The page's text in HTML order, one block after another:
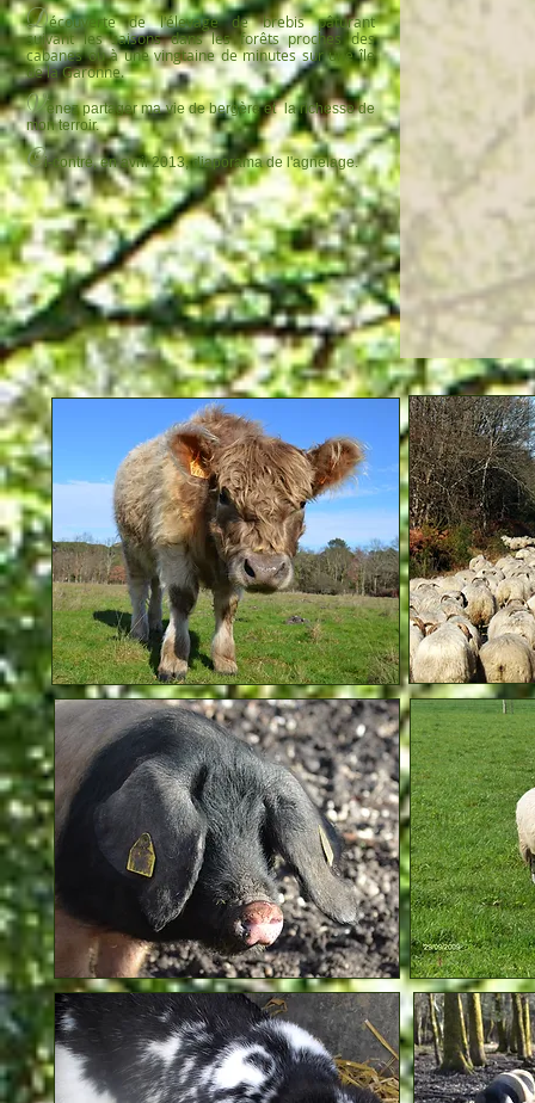
Découverte de l'élevage de brebis pâturant
suivant les saisons dans les forêts proches des
cabanes ou à une vingtaine de minutes sur une île
de la Garonne.​
Venez partager ma vie de bergère et la richesse de
mon terroir.
Ci-contre, en avril 2013, diaporama de l'agnelage.